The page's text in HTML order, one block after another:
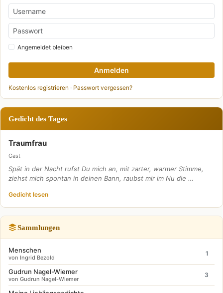
Angemeldet bleiben
Anmelden
Kostenlos registrieren · Passwort vergessen?
Gedicht des Tages
Traumfrau
Gast
Spät in der Nacht rufst Du mich an, mit zarter, warmer Stimme,
ziehst mich spontan in deinen Bann, raubst mir im Nu die …
Gedicht lesen
Sammlungen
Menschen
von Ingrid Bezold
1
Gudrun Nagel-Wiemer
von Gudrun Nagel-Wiemer
3